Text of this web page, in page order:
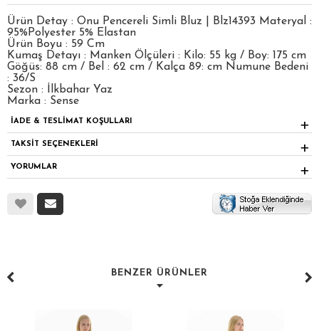
Ürün Detay : Onu Pencereli Simli Bluz | Blz14393 Materyal :
95%Polyester 5% Elastan
Ürün Boyu : 59 Cm
Kumaş Detayı : Manken Ölçüleri : Kilo: 55 kg / Boy: 175 cm
Göğüs: 88 cm / Bel : 62 cm / Kalça 89: cm Numune Bedeni
: 36/S
Sezon : İlkbahar Yaz
Marka : Sense
İADE & TESLİMAT KOŞULLARI
TAKSİT SEÇENEKLERİ
YORUMLAR
BENZER ÜRÜNLER